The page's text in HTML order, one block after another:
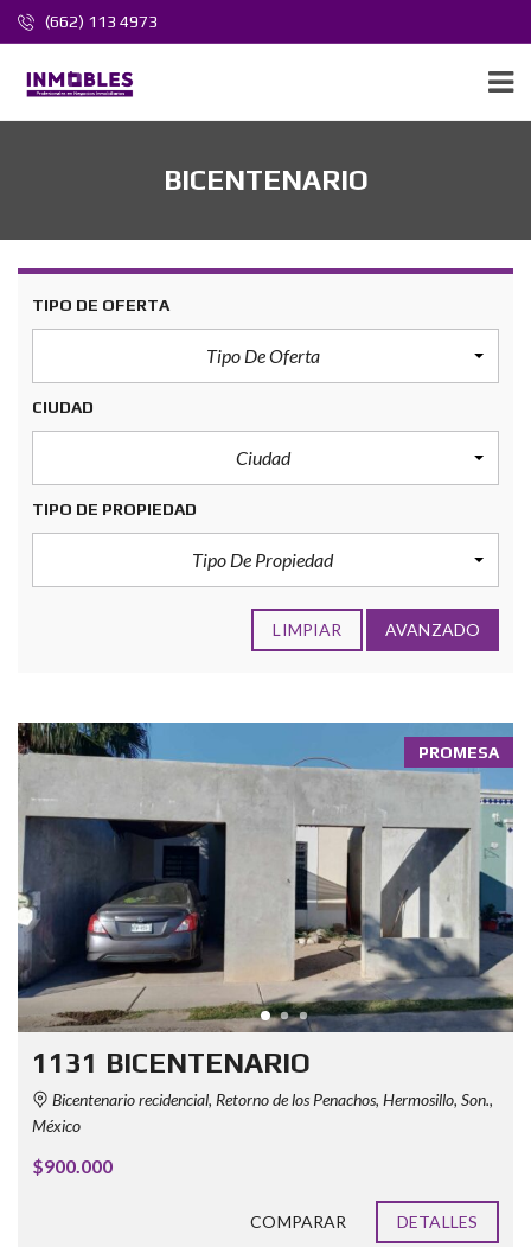
(662) 113 4973
BICENTENARIO
TIPO DE OFERTA
Tipo De Oferta
CIUDAD
Ciudad
TIPO DE PROPIEDAD
Tipo De Propiedad
LIMPIAR AVANZADO
PROMESA
1131 BICENTENARIO
Bicentenario recidencial, Retorno de los Penachos, Hermosillo, Son.,
México
$900.000
COMPARAR DETALLES